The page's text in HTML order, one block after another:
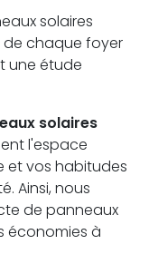
solaires
chaque foyer
une étude
solaires
l'espace
et vos habitudes
Ainsi, nous
de panneaux
économies à